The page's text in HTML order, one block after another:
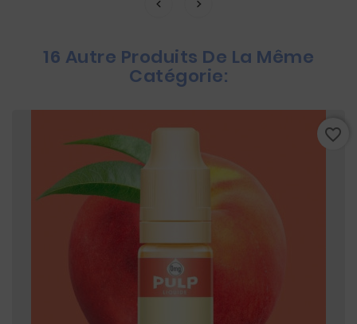
16 Autre Produits De La Même
Catégorie:
favorite_border